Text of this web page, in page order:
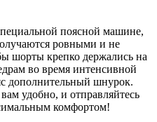
поясной машине,
ровными и не
шорты крепко держались на
во время интенсивной
дополнительный шнурок.
удобно, и отправляйтесь
комфортом!